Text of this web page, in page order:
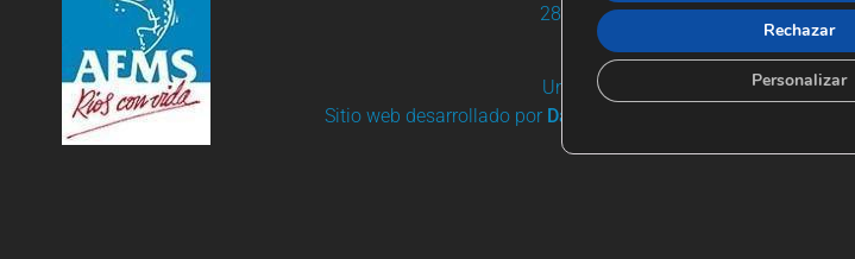
28680 San Martín de Valdeiglesias
aems@riosconvida.es
Un proyecto de
Jesús Díaz del Río
Sitio web desarrollado por Dani Serrano – Acompañamiento y
Rechazar
Personalizar